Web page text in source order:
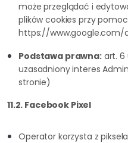
może przeglądać i
plików cookies przy
https://
Podstawa prawna:art. 6
uzasadniony interes
stronie)
11.2. Facebook Pixel
Operator korzysta z